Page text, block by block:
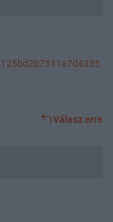
Válasz erre